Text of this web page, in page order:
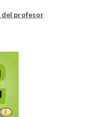
del profesor